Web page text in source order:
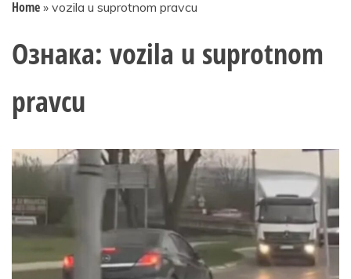
Home » vozila u suprotnom pravcu
Ознака: vozila u suprotnom
pravcu